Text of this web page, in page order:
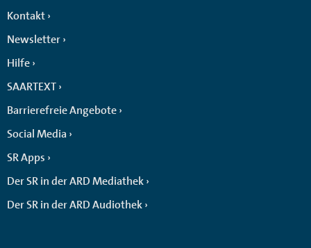
Kontakt
Newsletter
Hilfe
SAARTEXT
Barrierefreie Angebote
Social Media
SR Apps
Der SR in der ARD Mediathek
Der SR in der ARD Audiothek